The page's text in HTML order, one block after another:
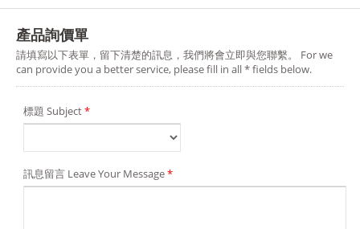
產品詢價單
請填寫以下表單，留下清楚的訊息，我們將會立即與您聯繫。 For we
can provide you a better service, please fill in all * fields below.
標題 Subject*
訊息留言 Leave Your Message*